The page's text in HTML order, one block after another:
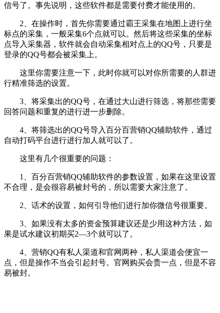
信号了。事先说明，这些软件都是需要付费才能使用的。
2、在操作时，首先你需要通过霸王采集在地图上进行坐
标点的采集，一般采集6个点就可以。然后将这些采集的坐标
点导入采集器，软件就会自动采集相对点上的QQ号，只要是
登录的QQ号都会被采集上。
这里你需要注意一下，此时你就可以对你所需要的人群进
行精准筛选的设置。
3、将采集出的QQ号，在通过大山进行筛选，将那些需要
回答问题和重复的进行进一步删除。
4、将筛选出的QQ号导入百分百营销QQ辅助软件，通过
自动打码平台进行进行加人就可以了。
这里有几个很重要的问题：
1、百分百营销QQ辅助软件的参数设置，如果在这里设置
不合理，是会很容易被封号的，所以需要大家注意了。
2、话术的设置，如何引导他们进行加你微信号很重要。
3、如果没有太多的资金预算建议还是少用这种方法，如
果是试水建议初期买2—3个就可以了。
4、营销QQ有私人渠道和官网两种，私人渠道会便宜一
点，但是操作不当会引起封号。官网购买会贵一点，但是不容
易被封。